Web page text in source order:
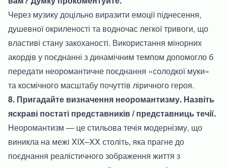
Через музику доцільно виразити емоції піднесення,
душевної окриленості та водночас легкої тривоги, що
властиві стану закоханості. Використання мінорних
акордів у поєднанні з динамічним темпом допомогло б
передати неоромантичне поєднання «солодкої муки»
та космічного масштабу почуттів ліричного героя.
8. Пригадайте визначення неоромантизму. Назвіть
яскраві постаті представників / представниць течії.
Неоромантизм — це стильова течія модернізму, що
виникла на межі XIX–XX століть, яка прагне до
поєднання реалістичного зображення життя з